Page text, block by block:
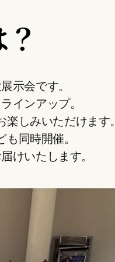
示会です。
インアップ。
しみいただけます。
同時開催。
けいたします。